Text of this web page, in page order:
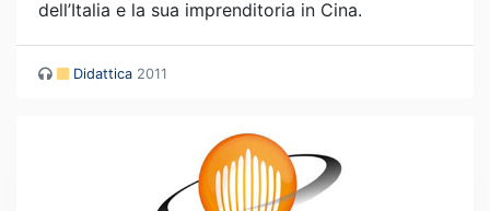
dell’Italia e la sua imprenditoria in Cina.
Didattica 2011